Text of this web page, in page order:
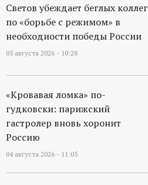
Светов убеждает беглых коллег
по «борьбе с режимом» в
необходиости победы России
05 августа 2026 - 10:28
«Кровавая ломка» по-
гудковски: парижский
гастролер вновь хоронит
Россию
04 августа 2026 - 11:05